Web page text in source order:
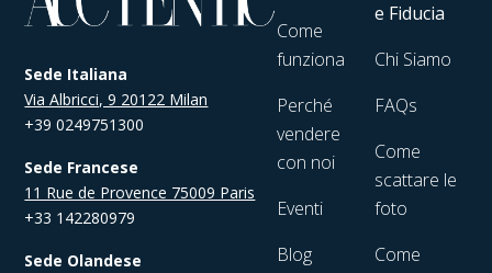
Sede Italiana
Via Albricci, 9 20122 Milan
+39 0249751300
Sede Francese
11 Rue de Provence 75009 Paris
+33 142280979
Sede Olandese
Come
funziona
Perché
vendere
con noi
Eventi
Blog
e Fiducia
Chi Siamo
FAQs
Come
scattare le
foto
Come